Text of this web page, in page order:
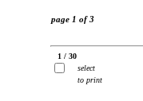
page 1 of 3
1 / 30
select
to print